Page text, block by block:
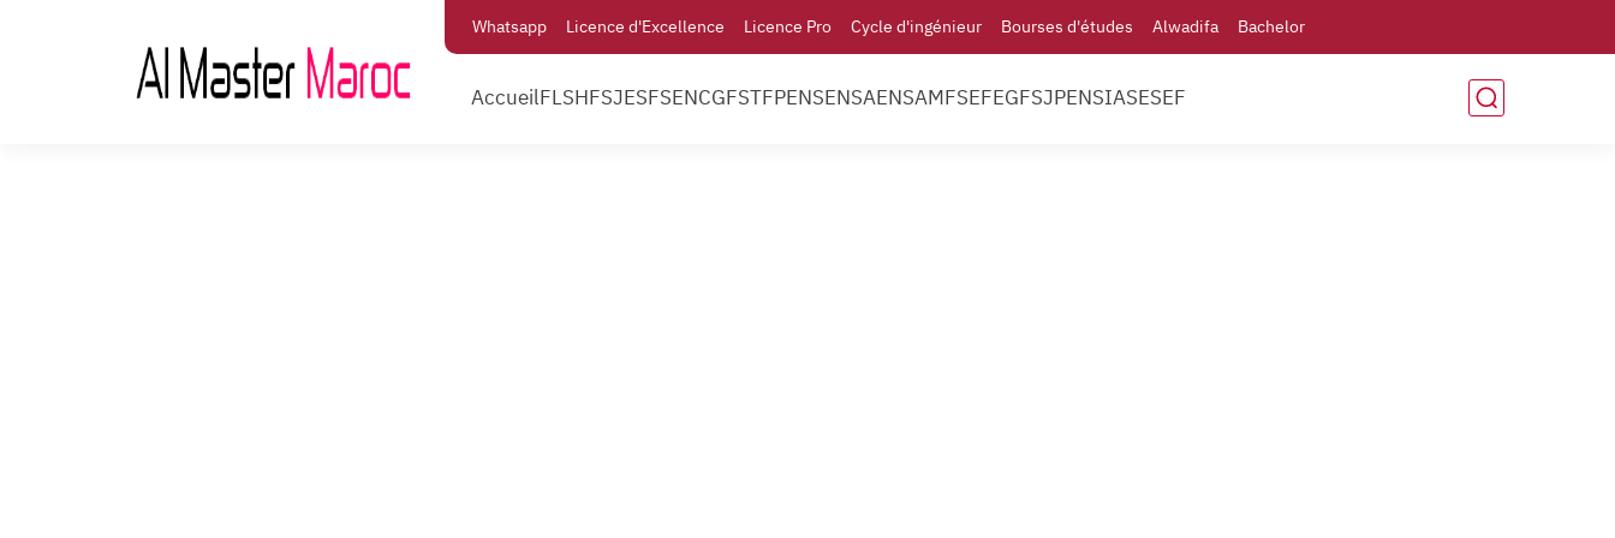
Whatsapp Licence d'Excellence Licence Pro Cycle d'ingénieur Bourses d'études Alwadifa Bachelor
AccueilFLSHFSJESFSENCGFSTFPENSENSAENSAMFSEFEGFSJPENSIASESEF